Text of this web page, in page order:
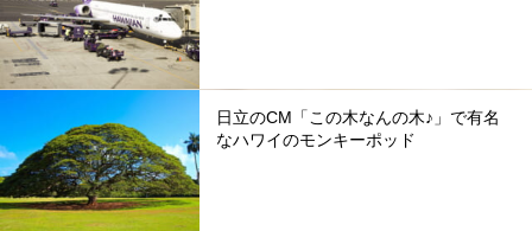
日立のCM「この木なんの木♪」で有名
なハワイのモンキーポッド